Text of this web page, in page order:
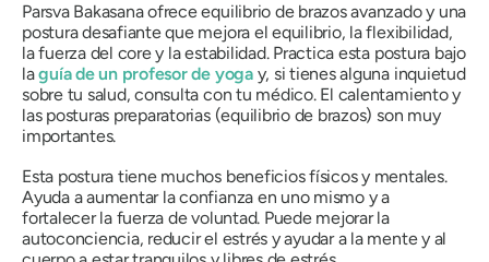
Parsva Bakasanaofrece equilibrio de brazos avanzado y una
postura desafiante que mejora el equilibrio, la flexibilidad,
la fuerza del core y la estabilidad. Practica esta postura bajo
laguía de un profesor de yogay, si tienes alguna inquietud
sobre tu salud, consulta con tu médico. El calentamiento y
las posturas preparatorias (equilibrio de brazos) son muy
importantes.
Esta postura tiene muchos beneficios físicos y mentales.
Ayuda a aumentar la confianza en uno mismo y a
fortalecer la fuerza de voluntad. Puede mejorar la
autoconciencia, reducir el estrés y ayudar a la mente y al